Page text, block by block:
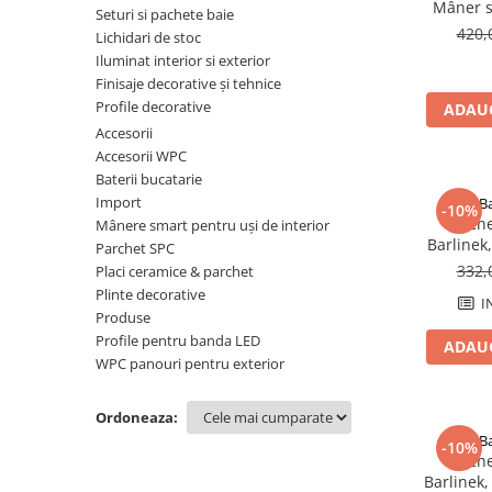
Paravane de cada
Baterii de baie
Seturi baterii
Baterii bideu
Baterii cada
Sisteme de dus
Seturi de dus
Sisteme de dus incastrate
Coloane de dus
Brate si palarii de dus
Module de dus incastrate
Protecție pentru lemn și piatră
Vopsele pentru marcaje forestiere,
rutiere și industriale
Hidroizolații/Terase și Acoperișuri
Tehnici decorative Jeger
Microciment
Aditivi microciment
Protectia microcimentului
Cornise tavan
Seturi si pachete baie
Lichidari de stoc
Iluminat interior si exterior
Finisaje decorative și tehnice
Profile decorative
Accesorii
Accesorii WPC
Baterii bucatarie
Import
Mânere smart pentru uși de interior
Parchet SPC
Placi ceramice & parchet
Plinte decorative
Produse
Profile pentru banda LED
WPC panouri pentru exterior
Ordoneaza:
Mâner
cod
-10%
-10%